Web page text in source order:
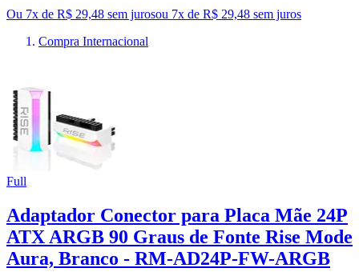
Ou 7x de R$ 29,48 sem jurosou 7x de R$ 29,48 sem juros
Compra Internacional
Full
Adaptador Conector para Placa Mãe 24P
ATX ARGB 90 Graus de Fonte Rise Mode
Aura, Branco - RM-AD24P-FW-ARGB